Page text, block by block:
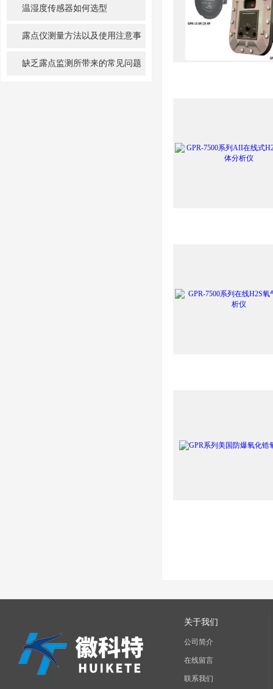
型机上的节能应用
温湿度传感器如何选型
露点仪测量方法以及使用注意事
缺乏露点监测所带来的常见问题
关于我们
公司简介
在线留言
联系我们